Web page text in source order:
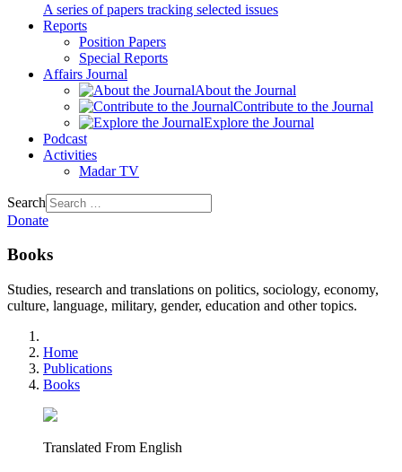
A series of papers tracking selected issues
Reports
Position Papers
Special Reports
Affairs Journal
About the Journal
Contribute to the Journal
Explore the Journal
Podcast
Activities
Madar TV
Search
Donate
Books
Studies, research and translations on politics, sociology, economy,
culture, language, military, gender, education and other topics.
Home
Publications
Books
Translated From English